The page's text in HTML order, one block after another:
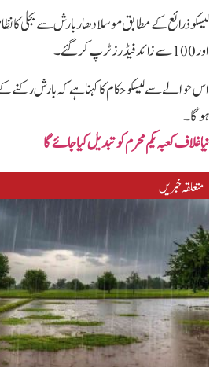
لیسکو ذرائع کے مطابق موسلادھار بارش سے بجلی کا
اور 100 سے زائد فیڈرز ٹرپ کرگئے ۔
اس حوالے سے لیسکو حکام کا کہنا ہے کہ بارش رکنے کے
ہوگا۔
نیا غلاف کعبہ یکم محرم کو تبدیل کیا جائے گا
متعلقہ خبریں